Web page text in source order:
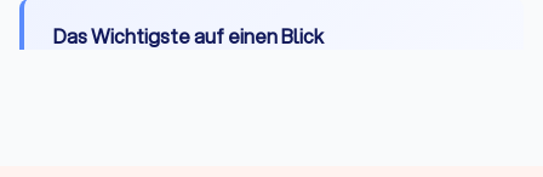
Das Wichtigste auf einen Blick